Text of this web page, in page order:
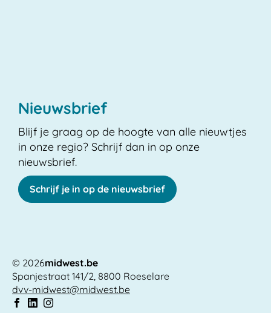
Nieuwsbrief
Blijf je graag op de hoogte van alle nieuwtjes
in onze regio? Schrijf dan in op onze
nieuwsbrief.
Schrijf je in op de nieuwsbrief
© 2026midwest.be
Adres
Spanjestraat 141/2 8800 Roeselare
E-
mail
dvv-midwest@midwest.be